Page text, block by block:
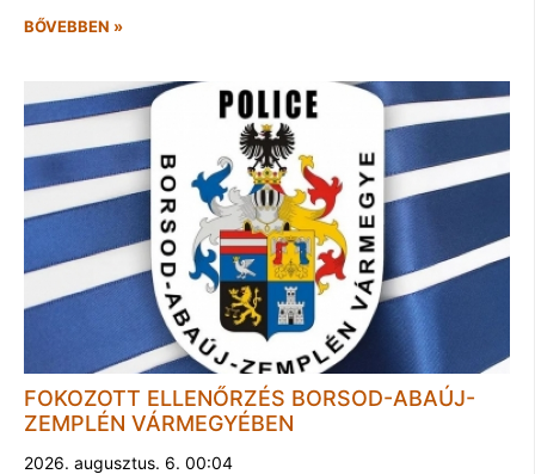
BŐVEBBEN »
FOKOZOTT ELLENŐRZÉS BORSOD-ABAÚJ-
ZEMPLÉN VÁRMEGYÉBEN
2026. augusztus. 6. 00:04